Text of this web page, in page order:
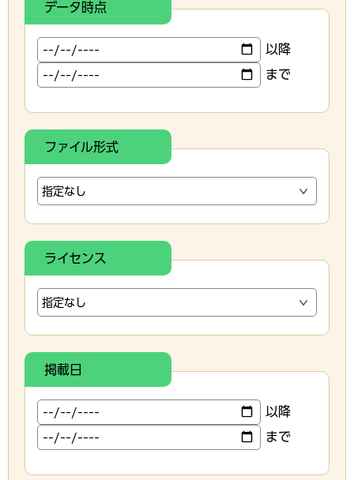
データ時点
以降
まで
ファイル形式
ライセンス
掲載日
以降
まで